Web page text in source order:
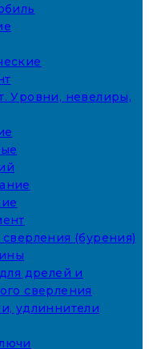
Уровни, невелиры,
(бурения)
дрелей и
сверления
удлиннители